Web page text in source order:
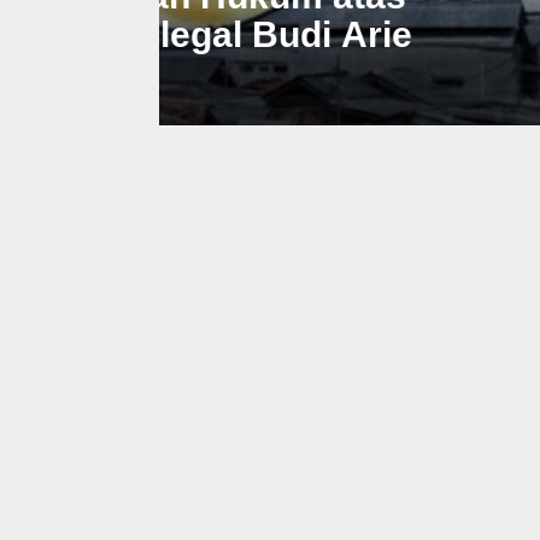
Koperasi Gantikan
September 9, 2025